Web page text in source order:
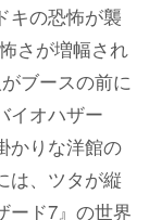
キの恐怖が襲
さが増幅され
ブースの前に
イオハザー
かりな洋館の
は、ツタが縦
ード7』の世界